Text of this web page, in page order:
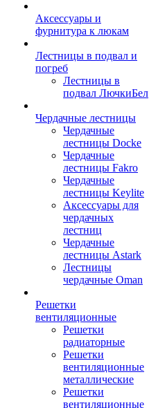
Аксессуары и
фурнитура к люкам
Лестницы в подвал и
погреб
Лестницы в
подвал ЛючкиБел
Чердачные лестницы
Чердачные
лестницы Docke
Чердачные
лестницы Fakro
Чердачные
лестницы Keylite
Аксессуары для
чердачных
лестниц
Чердачные
лестницы Astark
Лестницы
чердачные Oman
Решетки
вентиляционные
Решетки
радиаторные
Решетки
вентиляционные
металлические
Решетки
вентиляционные